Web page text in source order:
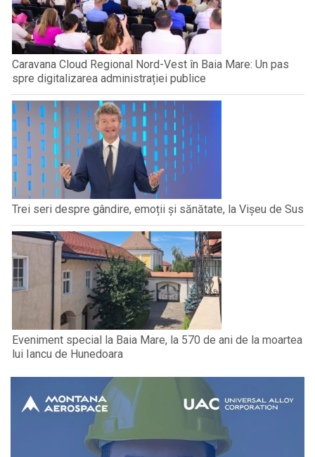
Caravana Cloud Regional Nord-Vest în Baia Mare: Un pas
spre digitalizarea administrației publice
Trei seri despre gândire, emoții și sănătate, la Vișeu de Sus
Eveniment special la Baia Mare, la 570 de ani de la moartea
lui Iancu de Hunedoara